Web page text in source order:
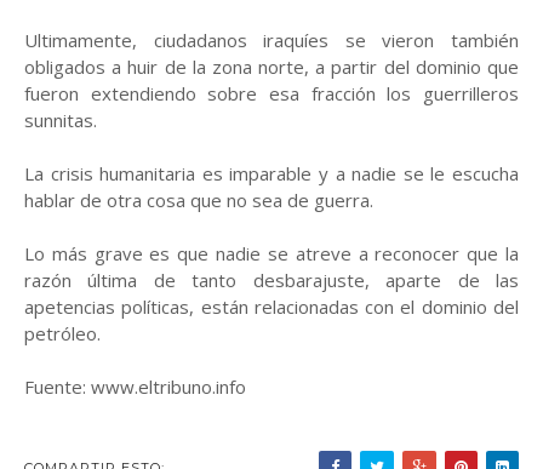
Ultimamente, ciudadanos iraquíes se vieron también
obligados a huir de la zona norte, a partir del dominio que
fueron extendiendo sobre esa fracción los guerrilleros
sunnitas.
La crisis humanitaria es imparable y a nadie se le escucha
hablar de otra cosa que no sea de guerra.
Lo más grave es que nadie se atreve a reconocer que la
razón última de tanto desbarajuste, aparte de las
apetencias políticas, están relacionadas con el dominio del
petróleo.
Fuente: www.eltribuno.info